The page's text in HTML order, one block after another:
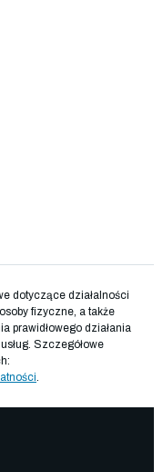
dotyczące działalności
fizyczne, a także
prawidłowego działania
Szczegółowe
.